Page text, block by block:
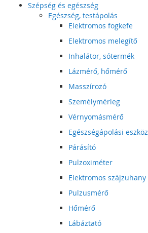
Szépség és egészség
Egészség, testápolás
Elektromos fogkefe
Elektromos melegítő
Inhalátor, sótermék
Lázmérő, hőmérő
Masszírozó
Személymérleg
Vérnyomásmérő
Egészségápolási eszköz
Párásító
Pulzoximéter
Elektromos szájzuhany
Pulzusmérő
Hőmérő
Lábáztató